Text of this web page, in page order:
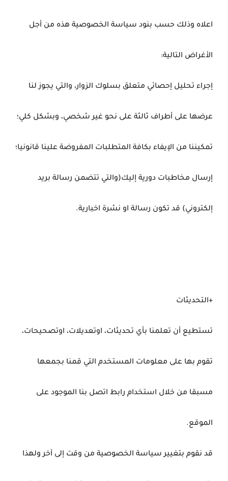
اعلاه وذلك حسب بنود سياسة الخصوصية هذه من أجل
الأغراض التالية:
إجراء تحليل إحصائي متعلق بسلوك الزوار، والتي يجوز لنا
عرضها على أطراف ثالثة على نحو غير شخصي، وبشكل كلي؛
تمكيننا من الإيفاء بكافة المتطلبات المفروضة علينا قانونيا؛
إرسال مخاطبات دورية إليك(والتي تتضمن رسالة بريد
إلكتروني) قد تكون رسالة او نشرة اخبارية.
+التحديثات
تستطيع أن تعلمنا بأي تحديثات، اوتعديلات، اوتصحيحات،
تقوم بها على معلومات المستخدم التي قمنا بجمعها
مسبقا من خلال استخدام رابط اتصل بنا الموجود على
الموقع.
قد نقوم بتغيير سياسة الخصوصية من وقت إلى آخر ولهذا